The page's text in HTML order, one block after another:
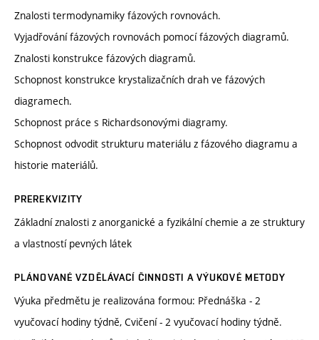
Znalosti termodynamiky fázových rovnovách.
Vyjadřování fázových rovnovách pomocí fázových diagramů.
Znalosti konstrukce fázových diagramů.
Schopnost konstrukce krystalizačních drah ve fázových
diagramech.
Schopnost práce s Richardsonovými diagramy.
Schopnost odvodit strukturu materiálu z fázového diagramu a
historie materiálů.
PREREKVIZITY
Základní znalosti z anorganické a fyzikální chemie a ze struktury
a vlastností pevných látek
PLÁNOVANÉ VZDĚLÁVACÍ ČINNOSTI A VÝUKOVÉ METODY
Výuka předmětu je realizována formou: Přednáška - 2
vyučovací hodiny týdně, Cvičení - 2 vyučovací hodiny týdně.